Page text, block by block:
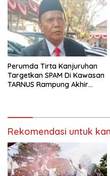
Mendatang
Perumda Tirta Kanjuruhan
Targetkan SPAM Di Kawasan
TARNUS Rampung Akhir
Rekomendasi untuk